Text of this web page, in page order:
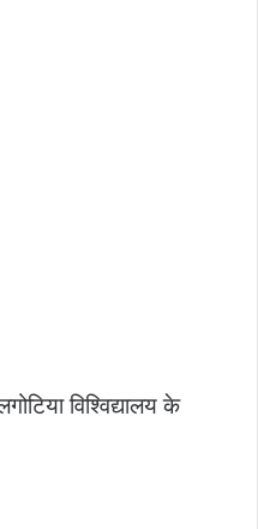
विश्विद्यालय के